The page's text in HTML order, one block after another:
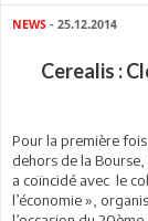
NEWS - 25.12.2014
Cerealis :
Pour la première
dehors de la Bourse,
a coïncidé avec le
l’économie »,